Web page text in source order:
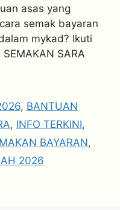
asas yang
semak bayaran
mykad? Ikuti
SARA
, BANTUAN
, INFO TERKINI,
BAYARAN,
2026